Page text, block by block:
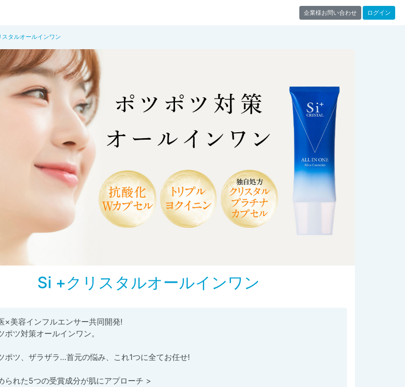
企業様お問い合わせ ログイン
タルオールインワン
Si +クリスタルオールインワン
×美容インフルエンサー共同開発!
ポツ対策オールインワン。
ポツ、ザラザラ…首元の悩み、これ1つに全てお任せ!
られた5つの受賞成分が肌にアプローチ >